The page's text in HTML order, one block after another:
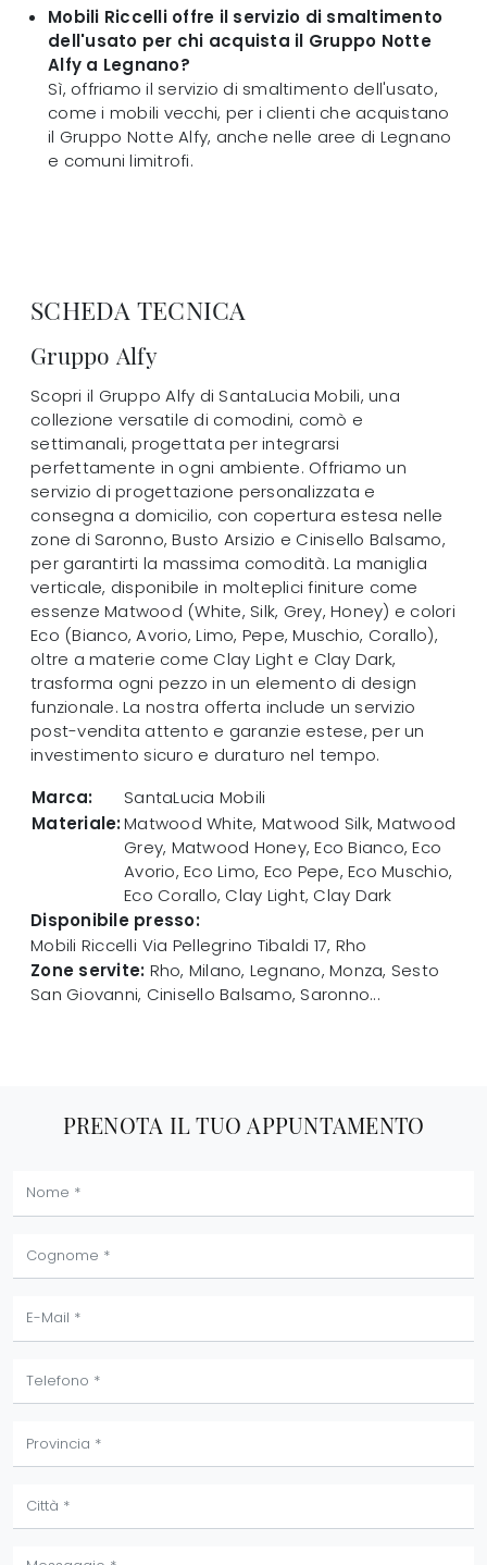
Mobili Riccelli offre il servizio di smaltimento
dell'usato per chi acquista il Gruppo Notte
Alfy a Legnano?
Sì, offriamo il servizio di smaltimento dell'usato,
come i mobili vecchi, per i clienti che acquistano
il Gruppo Notte Alfy, anche nelle aree di Legnano
e comuni limitrofi.
SCHEDA TECNICA
Gruppo Alfy
Scopri il Gruppo Alfy di SantaLucia Mobili, una
collezione versatile di comodini, comò e
settimanali, progettata per integrarsi
perfettamente in ogni ambiente. Offriamo un
servizio di progettazione personalizzata e
consegna a domicilio, con copertura estesa nelle
zone di Saronno, Busto Arsizio e Cinisello Balsamo,
per garantirti la massima comodità. La maniglia
verticale, disponibile in molteplici finiture come
essenze Matwood (White, Silk, Grey, Honey) e colori
Eco (Bianco, Avorio, Limo, Pepe, Muschio, Corallo),
oltre a materie come Clay Light e Clay Dark,
trasforma ogni pezzo in un elemento di design
funzionale. La nostra offerta include un servizio
post-vendita attento e garanzie estese, per un
investimento sicuro e duraturo nel tempo.
Marca:
SantaLucia Mobili
Materiale:Matwood White, Matwood Silk, Matwood
Grey, Matwood Honey, Eco Bianco, Eco
Avorio, Eco Limo, Eco Pepe, Eco Muschio,
Eco Corallo, Clay Light, Clay Dark
Disponibile presso:
Mobili Riccelli Via Pellegrino Tibaldi 17, Rho
Zone servite: Rho, Milano, Legnano, Monza, Sesto
San Giovanni, Cinisello Balsamo, Saronno...
PRENOTA IL TUO APPUNTAMENTO